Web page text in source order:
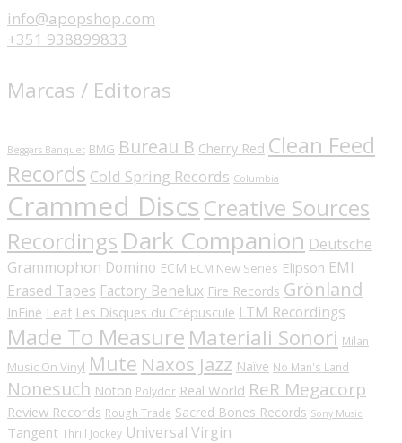
info@apopshop.com
+351 938899833
Marcas / Editoras
Beggars Banquet BMG Bureau B Cherry Red Clean Feed
Records Cold Spring Records Columbia
Crammed Discs Creative Sources
Recordings Dark Companion Deutsche
Grammophon Domino ECM ECM New Series Elipson EMI
Erased Tapes Factory Benelux Fire Records Grönland
InFiné Leaf Les Disques du Crépuscule LTM Recordings
Made To Measure Materiali Sonori Milan
Music On Vinyl Mute Naxos Jazz Naïve No Man's Land
Nonesuch Noton Polydor Real World ReR Megacorp
Review Records Rough Trade Sacred Bones Records Sony Music
Tangent Thrill Jockey Universal Virgin